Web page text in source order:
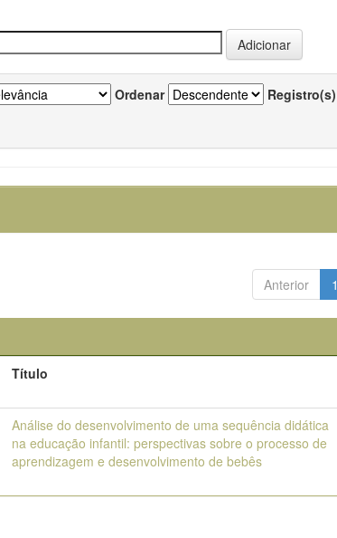
Ordenar Registro(s)
Anterior 1
Título
Análise do desenvolvimento de uma sequência didática
na educação infantil: perspectivas sobre o processo de
aprendizagem e desenvolvimento de bebês